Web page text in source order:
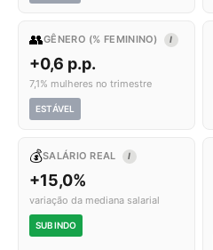
👥GÊNERO (% FEMININO) I
+0,6 p.p.
7,1% mulheres no trimestre
ESTÁVEL
💰SALÁRIO REAL I
+15,0%
variação da mediana salarial
SUBINDO